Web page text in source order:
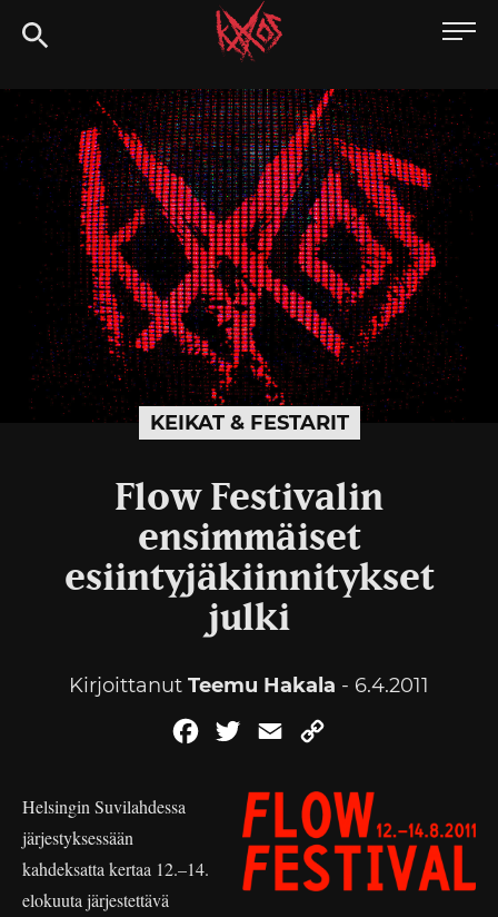
Siirry
suoraan
Kaaoszine
KEIKAT & FESTARIT
Flow Festivalin
ensimmäiset
esiintyjäkiinnitykset
julki
Kirjoittanut Teemu Hakala - 6.4.2011
FacebookTwitterEmail
Helsingin Suvilahdessa
järjestyksessään
kahdeksatta kertaa 12.–14.
elokuuta järjestettävä